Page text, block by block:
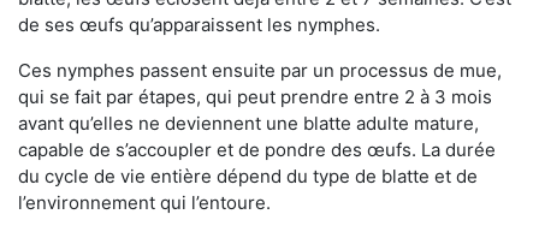
de ses œufs qu’apparaissent les nymphes.
Ces nymphes passent ensuite par un processus de mue,
qui se fait par étapes, qui peut prendre entre 2 à 3 mois
avant qu’elles ne deviennent une blatte adulte mature,
capable de s’accoupler et de pondre des œufs. La durée
du cycle de vie entière dépend du type de blatte et de
l’environnement qui l’entoure.